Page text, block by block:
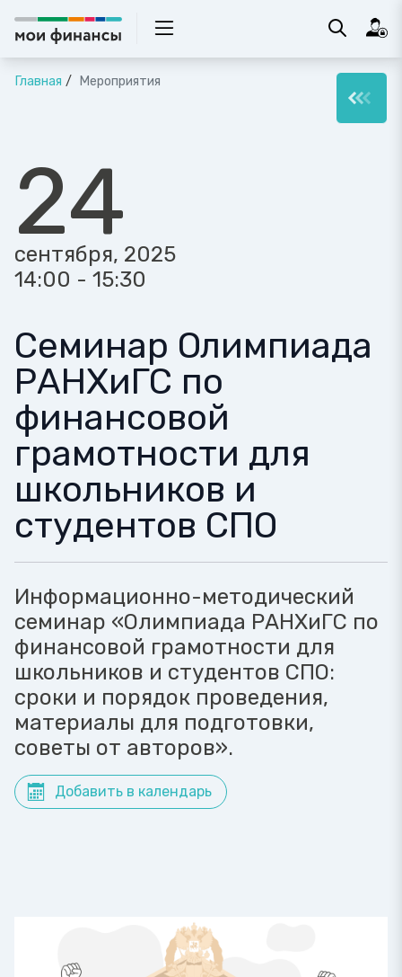
Главная Мероприятия
24
сентября, 2025
14:00 - 15:30
Семинар Олимпиада
РАНХиГС по
финансовой
грамотности для
школьников и
студентов СПО
Информационно-методический
семинар «Олимпиада РАНХиГС по
финансовой грамотности для
школьников и студентов СПО:
сроки и порядок проведения,
материалы для подготовки,
советы от авторов».
Добавить в календарь